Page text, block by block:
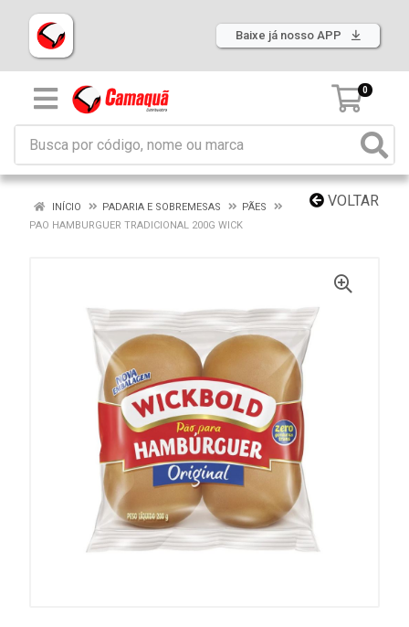
Baixe já nosso APP
0
VOLTAR
INÍCIO PADARIA E SOBREMESAS
PÃES
PAO HAMBURGUER TRADICIONAL 200G WICK